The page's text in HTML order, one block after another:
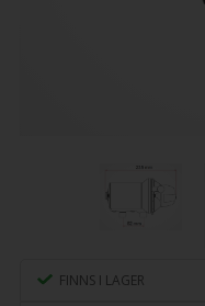
FINNS I LAGER